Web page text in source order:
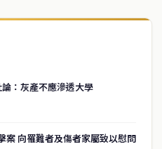
：灰產不應滲透大學
案 向罹難者及傷者家屬致以慰問